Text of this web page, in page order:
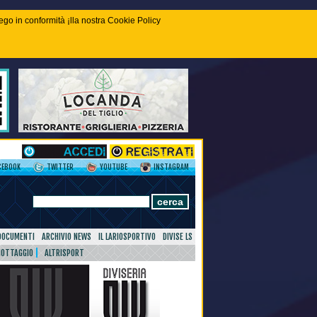
in conformità ¡lla nostra Cookie Policy
TWITTER YOUTUBE INSTAGRAM
ARCHIVIO NEWS IL LARIOSPORTIVO
DIVISE LS
ALTRISPORT